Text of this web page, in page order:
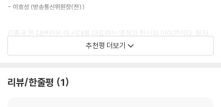
스피치를 세련되고 우아하게 하는 방법 _222
정치와 음악을 통해 본 연설의 중요성 _224
실전 연설에서 주의할 점 _229
극적인 효과와 긴장감을 높이는 법 _236
마지막에 관객의 환호를 이끌어내는 법 _238
시켜 왔다. 가능한 상대방의 이야기는 경청해 들어주고 이해하려는 노력을
정치평론가로서 5천여 회가 넘는 생방송 토론을 한 것은 필자의 말하기와
스피치 능력을 기르는 데 큰 자양분이 됐다. KBS, MBC, SBS 등 공중파와
연합뉴스TV 등 보도채널, JTBC, MBN, 채널A, TV조선 등 출연하지 않
- 이효성 (방송통신위원장(전))
김홍국 전 대변인은 이 시대를 대표하는 열정과 헌신의 아이콘이다. 필자
가 대표였던 TBS교통방송 시절에는 보도국장으로서 방송국의 숙원사업
을 다 성취해냈다. 정론보도를 하면서 보도국에 활력을 불어넣고, 좋은 취
활동해 온 김홍국 대변인의 유려한 말하기와 스피치 지식과 비법이 가득하
추천평 더보기
리뷰/한줄평 1